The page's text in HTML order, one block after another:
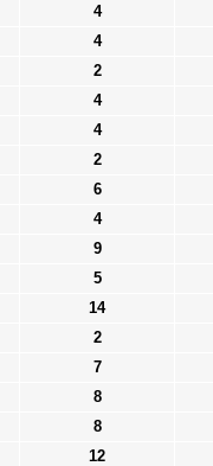
4
4
2
4
4
2
6
4
9
5
14
2
7
8
8
12